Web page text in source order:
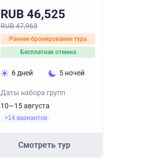
RUB 46,525
RUB 47,963
Раннее бронирование тура
Бесплатная отмена
6 дней 5 ночей
Даты набора групп
10—15 августа
+14 вариантов
Смотреть тур